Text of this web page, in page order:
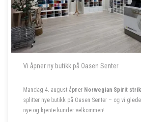
Vi åpner ny butikk på Oasen Senter
Mandag 4. august åpner Norwegian Spirit
splitter nye butikk på Oasen Senter – og vi
nye og kjente kunder velkommen!